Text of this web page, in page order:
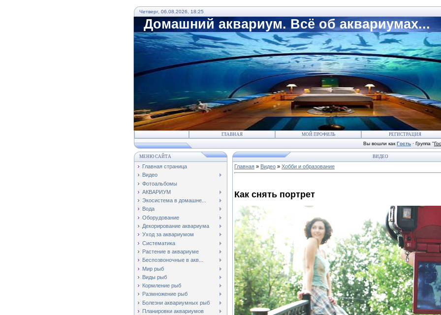
Четверг, 06.08.2026, 18:25
Домашний аквариум. Всё об аквариумах...
ГЛАВНАЯ МОЙ ПРОФИЛЬ РЕГИСТРАЦИЯ
Вы вошли как Гость · Группа "
МЕНЮ САЙТА
Главная страница
Видео
Фотоальбомы
АКВАРИУМ
Экосистема в домашне...
Вода
Оборудование
Декорирование аквариума
Уход за аквариумом
Систематика
Растение в аквариуме
Беспозвоночные в акв...
Мир рыб
Виды рыб
Кормление рыб
Размножение рыб
Болезни аквариумных рыб
Планировки аквариумов
ВИДЕО
Главная » Видео » Хобби и образование
Как снять портрет